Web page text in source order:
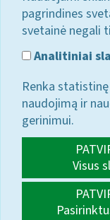
pagrindines
svetainė negali
Analitiniai
Renka
naudojimą ir
gerinimui.
Visus